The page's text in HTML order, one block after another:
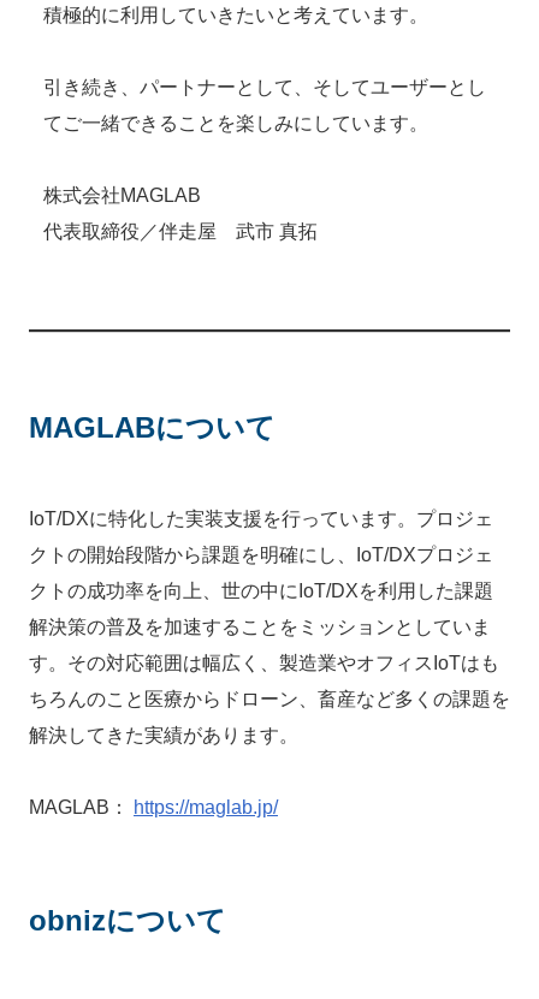
積極的に利用していきたいと考えています。
引き続き、パートナーとして、そしてユーザーとし
てご一緒できることを楽しみにしています。
株式会社MAGLAB
代表取締役／伴走屋 武市 真拓
MAGLABについて
IoT/DXに特化した実装支援を行っています。プロジェ
クトの開始段階から課題を明確にし、IoT/DXプロジェ
クトの成功率を向上、世の中にIoT/DXを利用した課題
解決策の普及を加速することをミッションとしていま
す。その対応範囲は幅広く、製造業やオフィスIoTはも
ちろんのこと医療からドローン、畜産など多くの課題を
解決してきた実績があります。
MAGLAB： https://maglab.jp/
obnizについて